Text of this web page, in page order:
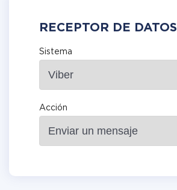
RECEPTOR DE DATOS
Sistema
Acción